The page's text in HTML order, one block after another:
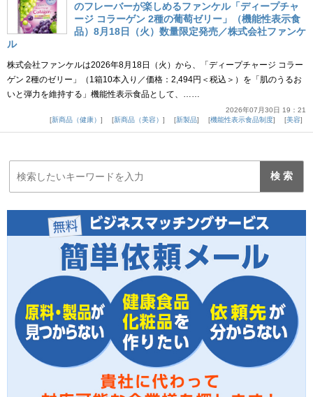
のフレーバーが楽しめるファンケル「ディープチャ
ージ コラーゲン 2種の葡萄ゼリー」（機能性表示食
品）8月18日（火）数量限定発売／株式会社ファンケ
ル
株式会社ファンケルは2026年8月18日（火）から、「ディープチャージ コラー
ゲン 2種のゼリー」（1箱10本入り／価格：2,494円＜税込＞）を「肌のうるお
いと弾力を維持する」機能性表示食品として、……
2026年07月30日 19：21
新商品（健康）
新商品（美容） 新製品 機能性表示食品制度 美容